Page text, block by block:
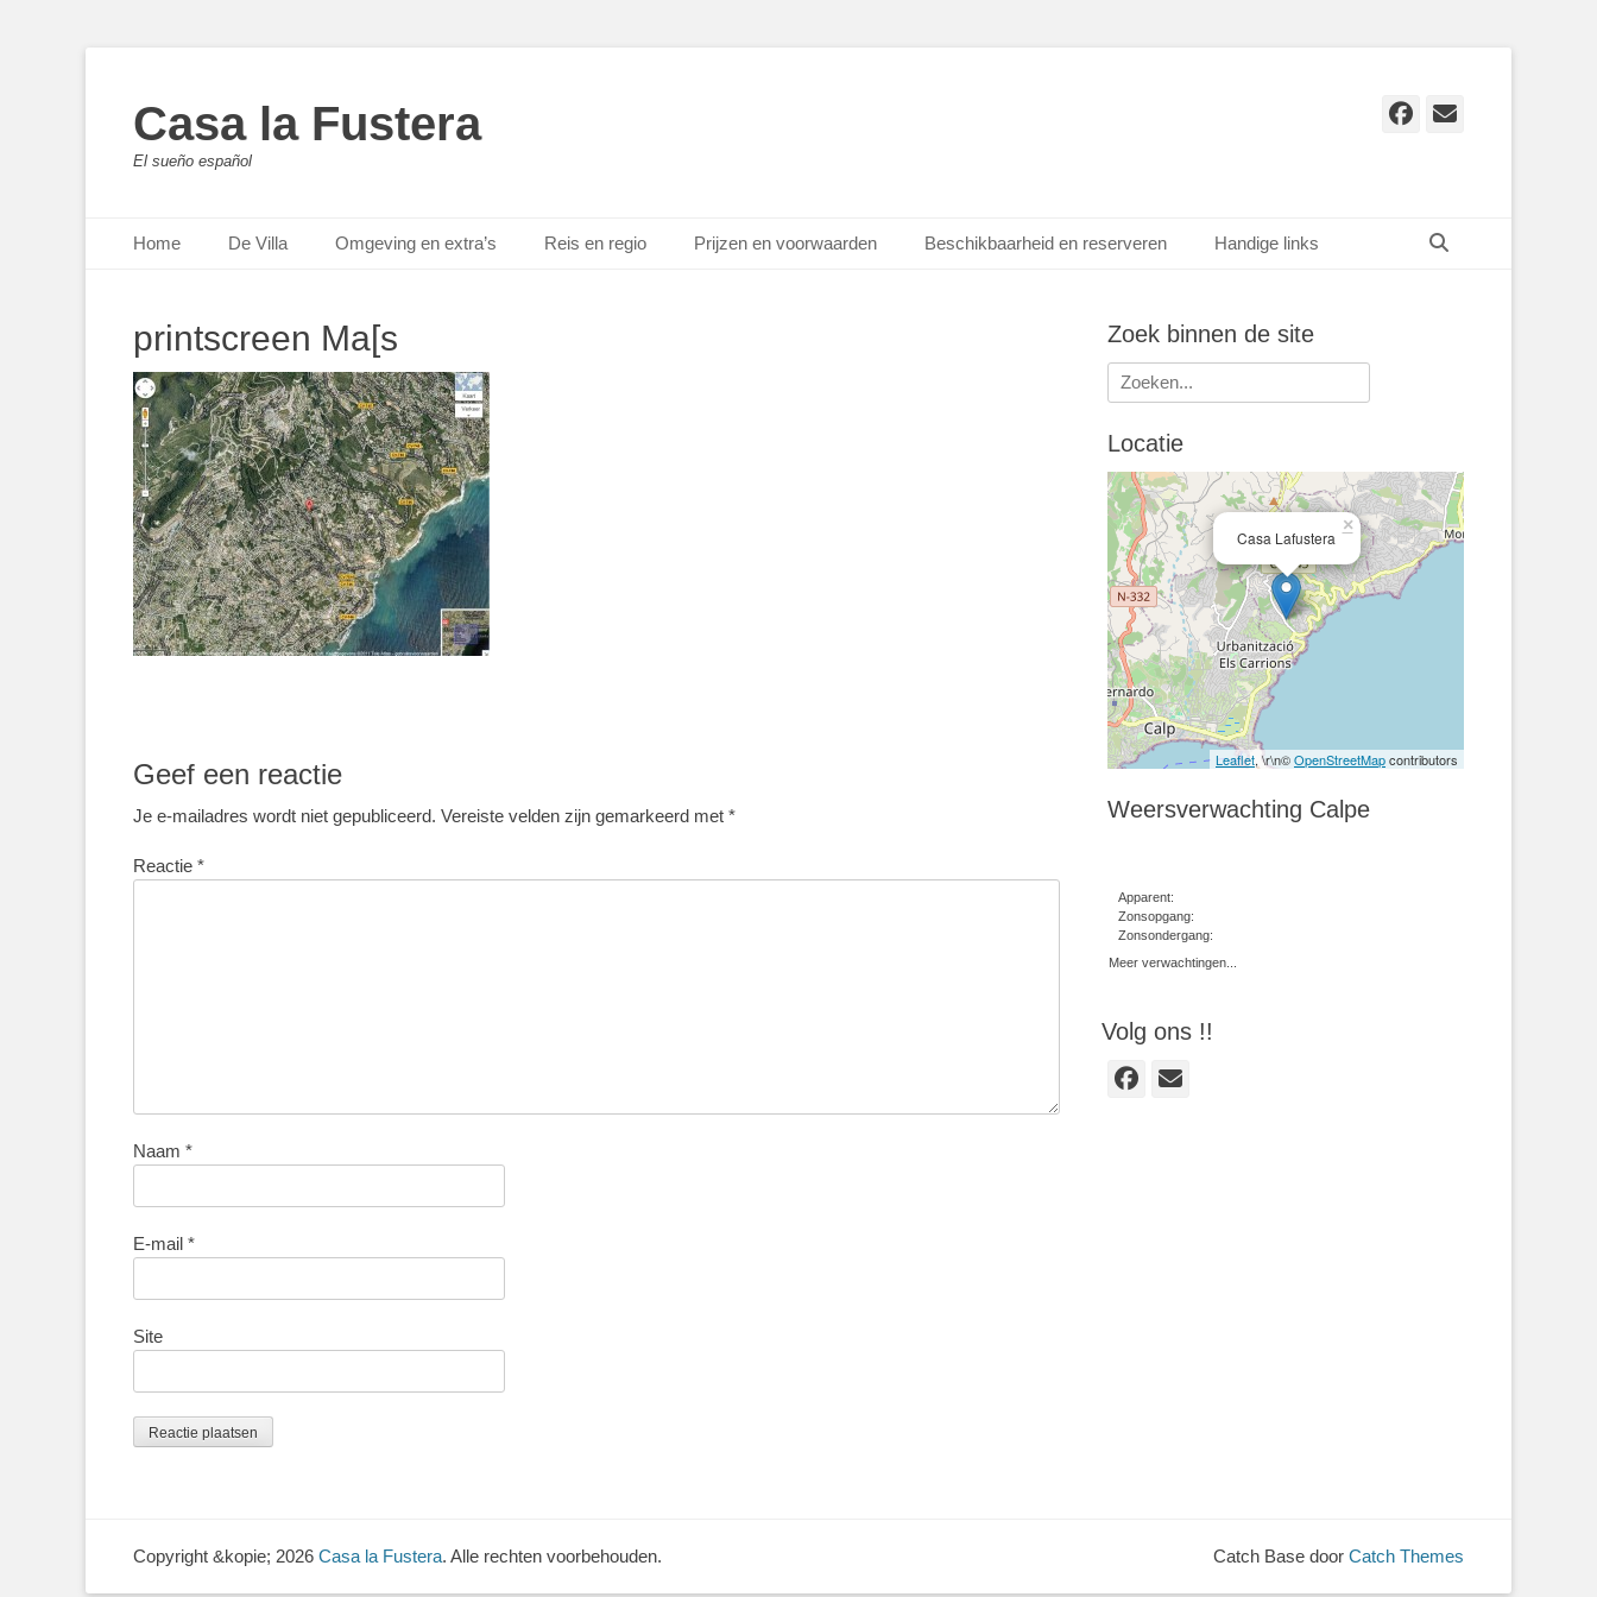
Casa la Fustera
El sueño español
Facebook
E-
Primair menu
naar
Home De Villa Omgeving en extra’s Reis en regio Prijzen en voorwaarden Beschikbaarheid en reserveren Handige links
printscreen Ma[s
Geef een reactie
Je e-mailadres wordt niet gepubliceerd. Vereiste velden zijn gemarkeerd met *
Reactie *
Naam *
E-mail *
Site
Zoek binnen de site
Zoeken
naar:
Locatie
Casa Lafustera
×
Leaflet, \r\n©OpenStreetMapcontributors
Weersverwachting Calpe
Apparent:
Zonsopgang:
Zonsondergang:
Meer verwachtingen...
Volg ons !!
Facebook
E-
Copyright &kopie; 2026 Casa la Fustera. Alle rechten voorbehouden. Catch Base door Catch Themes